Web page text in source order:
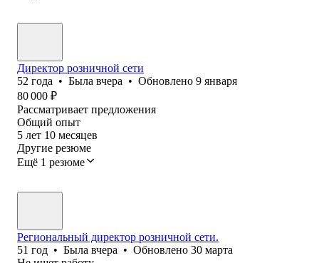
Директор розничной сети
52 года • Была вчера • Обновлено 9 января
80 000 ₽
Рассматривает предложения
Общий опыт
5 лет 10 месяцев
Другие резюме
Ещё 1 резюме
Региональный директор розничной сети.
51 год • Была вчера • Обновлено 30 марта